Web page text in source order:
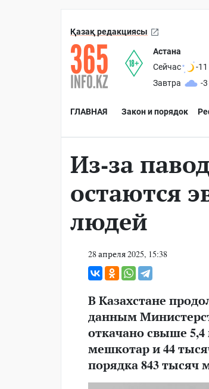
Қазақ редакциясы
Астана
Сейчас
-11
Завтра
-3
ГЛАВНАЯ Закон и порядок
Из-за
остаются
людей
28 апреля 2025, 15:38
В Казахстане
данным
откачано свыше
мешкотар и 44
порядка 843 тысяч